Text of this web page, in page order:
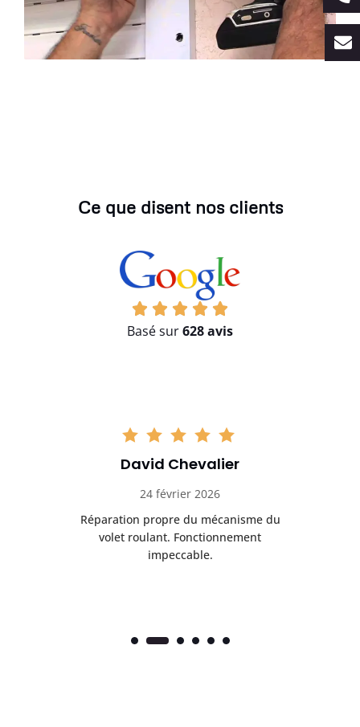
Ce que disent nos clients
Basé sur628 avis
David Chevalier
24 février 2026
Réparation propre du mécanisme du
volet roulant. Fonctionnement
impeccable.